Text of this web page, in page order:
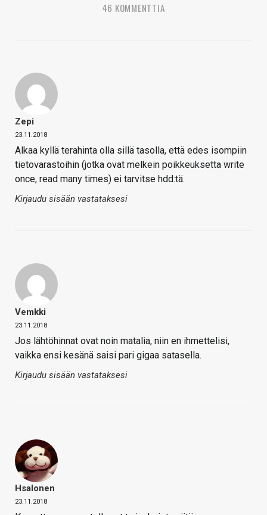
46 KOMMENTTIA
Zepi
23.11.2018
Alkaa kyllä terahinta olla sillä tasolla, että edes isompiin
tietovarastoihin (jotka ovat melkein poikkeuksetta write
once, read many times) ei tarvitse hdd:tä.
Kirjaudu sisään vastataksesi
Vemkki
23.11.2018
Jos lähtöhinnat ovat noin matalia, niin en ihmettelisi,
vaikka ensi kesänä saisi pari gigaa satasella.
Kirjaudu sisään vastataksesi
Hsalonen
23.11.2018